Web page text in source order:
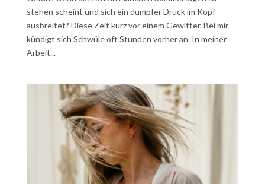
stehen scheint und sich ein dumpfer Druck im Kopf
ausbreitet? Diese Zeit kurz vor einem Gewitter. Bei mir
kündigt sich Schwüle oft Stunden vorher an. In meiner
Arbeit...